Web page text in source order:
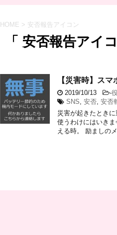
HOME > 安否報告アイコン
「 安否報告アイ
【災害時】ス
2019/10/13 -
SNS 安否 安否
災害が起きたとき
使うわけにはいき
える時。 励ましの